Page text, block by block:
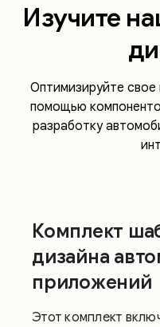
Изучите
Оптимизируйте
помощью
разработку
Комплект
дизайна
приложений
Этот комплект